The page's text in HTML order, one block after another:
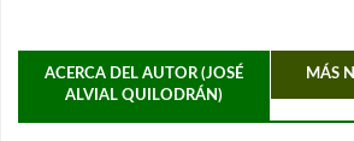
ACERCA DEL AUTOR (JOSÉ
ALVIAL QUILODRÁN)
MÁS